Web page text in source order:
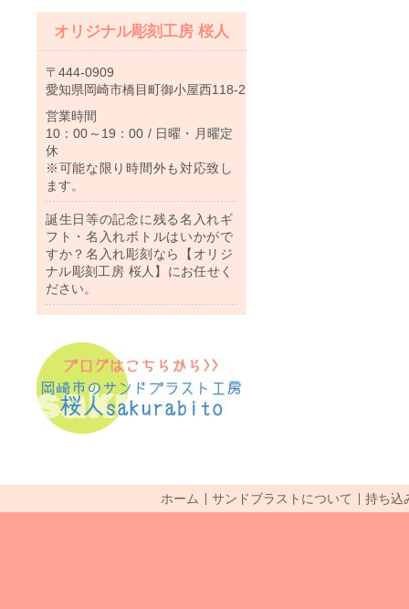
オリジナル彫刻工房 桜人
〒444-0909
愛知県岡崎市橋目町御小屋西118-2
営業時間
10：00～19：00 / 日曜・月曜定
休
※可能な限り時間外も対応致し
ます。
誕生日等の記念に残る名入れギ
フト・名入れボトルはいかがで
すか？名入れ彫刻なら【オリジ
ナル彫刻工房 桜人】にお任せく
ださい。
ホーム サンドブラストについて 持ち込